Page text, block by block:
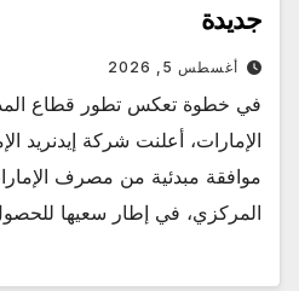
جديدة
أغسطس 5, 2026
في خطوة تعكس تطور قطاع
الإمارات، أعلنت شركة إيدنريد
موافقة مبدئية من مصرف
المركزي، في إطار سعيها